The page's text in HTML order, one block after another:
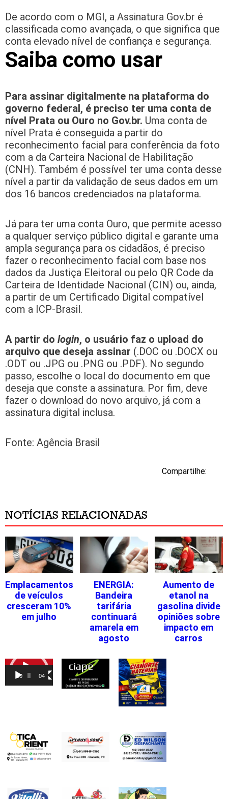
De acordo com o MGI, a Assinatura Gov.br é
classificada como avançada, o que significa que
conta elevado nível de confiança e segurança.
Saiba como usar
Para assinar digitalmente na plataforma do
governo federal, é preciso ter uma conta de
nível Prata ou Ouro no Gov.br. Uma conta de
nível Prata é conseguida a partir do
reconhecimento facial para conferência da foto
com a da Carteira Nacional de Habilitação
(CNH). Também é possível ter uma conta desse
nível a partir da validação de seus dados em um
dos 16 bancos credenciados na plataforma.
Já para ter uma conta Ouro, que permite acesso
a qualquer serviço público digital e garante uma
ampla segurança para os cidadãos, é preciso
fazer o reconhecimento facial com base nos
dados da Justiça Eleitoral ou pelo QR Code da
Carteira de Identidade Nacional (CIN) ou, ainda,
a partir de um Certificado Digital compatível
com a ICP-Brasil.
A partir do login, o usuário faz o upload do
arquivo que deseja assinar (.DOC ou .DOCX ou
.ODT ou .JPG ou .PNG ou .PDF). No segundo
passo, escolhe o local do documento em que
deseja que conste a assinatura. Por fim, deve
fazer o download do novo arquivo, já com a
assinatura digital inclusa.
Fonte: Agência Brasil
Compartilhe:
NOTÍCIAS RELACIONADAS
Emplacamentos
de veículos
cresceram 10%
em julho
ENERGIA:
Bandeira
tarifária
continuará
amarela em
agosto
Aumento de
etanol na
gasolina divide
opiniões sobre
impacto em
carros
Tocador
vídeo
00:00 04:46